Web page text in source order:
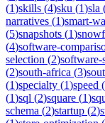
(1)skills (4)sku (1)sla
narratives (1)smart-
(5)snapshots (1)
(4)software-
selection (2)software-
(2)south-africa (3)
(1)specialty (1)speed (
(1)sql (2)square (1)
schema (2)startup (2)